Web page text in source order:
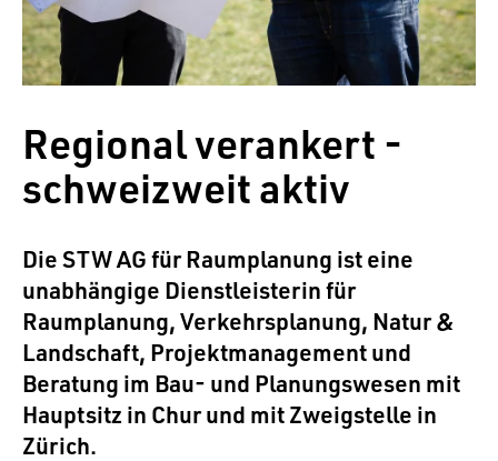
Regional verankert -
schweizweit aktiv
Die STW AG für Raumplanung ist eine
unabhängige Dienstleisterin für
Raumplanung, Verkehrsplanung, Natur &
Landschaft, Projektmanagement und
Beratung im Bau- und Planungswesen mit
Hauptsitz in Chur und mit Zweigstelle in
Zürich.